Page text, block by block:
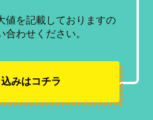
値を記載しておりますの
わせください。
みはコチラ